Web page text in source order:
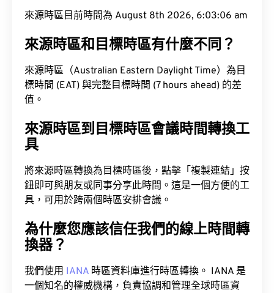
來源時區目前時間為 August 8th 2026, 6:03:07 am
來源時區和目標時區有什麼不同？
來源時區（Australian Eastern Daylight Time）為目
標時間 (EAT) 與完整目標時間 (7 hours ahead) 的差
值。
來源時區到目標時區會議時間轉換工
具
將來源時區轉換為目標時區後，點擊「複製連結」按
鈕即可與朋友或同事分享此時間。這是一個方便的工
具，可用於跨兩個時區安排會議。
為什麼您應該信任我們的線上時間轉
換器？
我們使用 IANA 時區資料庫進行時區轉換。 IANA 是
一個知名的權威機構，負責協調和管理全球時區資